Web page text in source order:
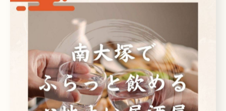
楽しめるため、日々のストレスを忘れさせてくれる特別
な空間となります。例えば、和食や海鮮料理と日本酒を
合わせることで、より深い満足感が得られるでしょう。
また、居酒屋のカウンター席や個室といった多様な空間
は、一人飲みや友人との語らい、各自のペースでくつろ
げる工夫がされています。自分だけの時間を確保し、気
軽に日本酒の世界に触れられる点も、現代人にとって大